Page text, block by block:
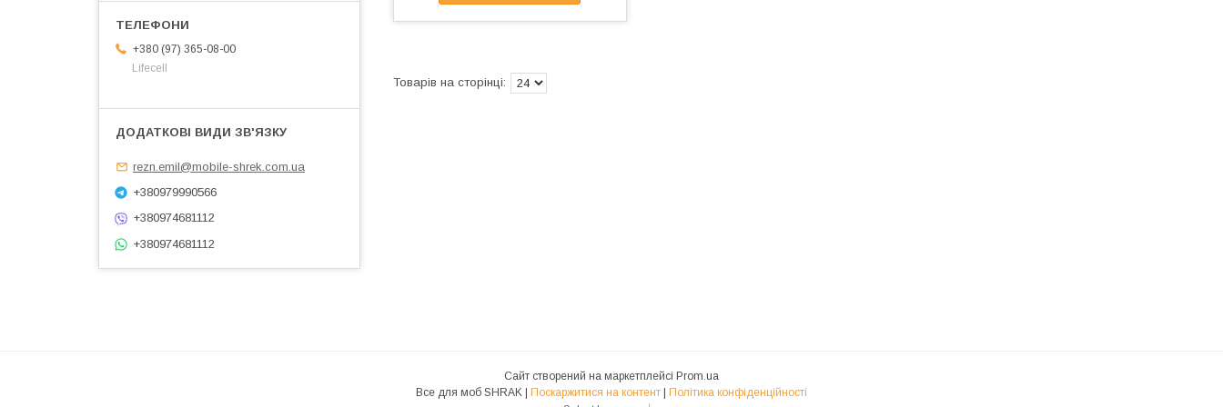
+380 (97) 365-08-00
Lifecell
rezn.emil@mobile-shrek.com.ua
+380979990566
+380974681112
+380974681112
Сайт створений на маркетплейсі Prom.ua
Поскаржитися на контент
Політика конфіденційності